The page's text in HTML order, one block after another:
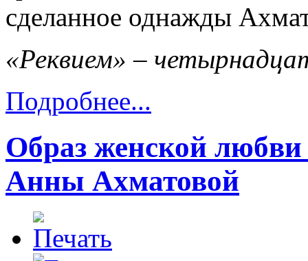
сделанное однажды
«Реквием» –
Подробнее...
Образ женской любви
Анны Ахматовой